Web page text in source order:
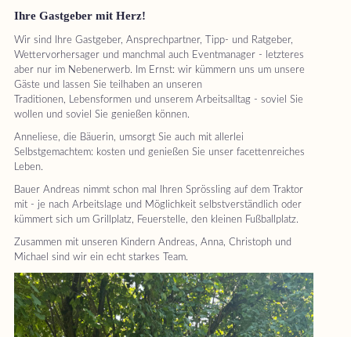
Ihre Gastgeber mit Herz!
Wir sind Ihre Gastgeber, Ansprechpartner, Tipp- und Ratgeber,
Wettervorhersager und manchmal auch Eventmanager - letzteres
aber nur im Nebenerwerb. Im Ernst: wir kümmern uns um unsere
Gäste und lassen Sie teilhaben an unseren
Traditionen, Lebensformen und unserem Arbeitsalltag - soviel Sie
wollen und soviel Sie genießen können.
Anneliese, die Bäuerin, umsorgt Sie auch mit allerlei
Selbstgemachtem: kosten und genießen Sie unser facettenreiches
Leben.
Bauer Andreas nimmt schon mal Ihren Sprössling auf dem Traktor
mit - je nach Arbeitslage und Möglichkeit selbstverständlich oder
kümmert sich um Grillplatz, Feuerstelle, den kleinen Fußballplatz.
Zusammen mit unseren Kindern Andreas, Anna, Christoph und
Michael sind wir ein echt starkes Team.